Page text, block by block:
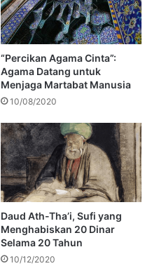
“Percikan Agama Cinta”:
Agama Datang untuk
Menjaga Martabat Manusia
10/08/2020
Daud Ath-Tha’i, Sufi yang
Menghabiskan 20 Dinar
Selama 20 Tahun
10/12/2020